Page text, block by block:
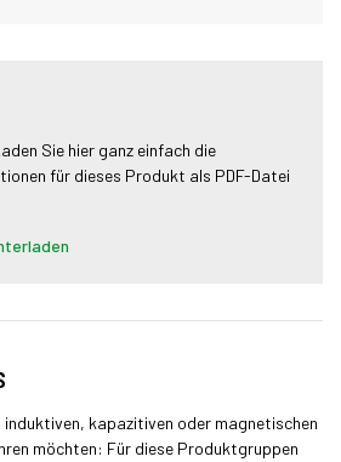
Sie hier ganz einfach die
für dieses Produkt als PDF-Datei
induktiven, kapazitiven oder magnetischen
möchten: Für diese Produktgruppen